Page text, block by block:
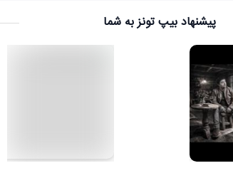
پیشنهاد بیپ تونز به شما